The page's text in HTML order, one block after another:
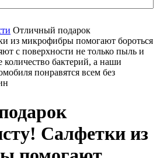
Отличный подарок
из микрофибры помогают бороться
с поверхности не только пыль и
бактерий, а наши
понравятся всем без
Салфетки из